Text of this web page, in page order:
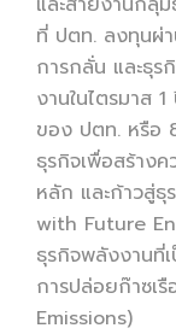
ที่ ปตท. ลงทุนผ่า
การกลั่น และธุร
งานในไตรมาส
ของ ปตท. หรือ
ธุรกิจเพื่อสร้าง
หลัก และก้าวสู่
with Future
ธุรกิจพลังงานที่
การปล่อยก๊าซเ
Emissions)